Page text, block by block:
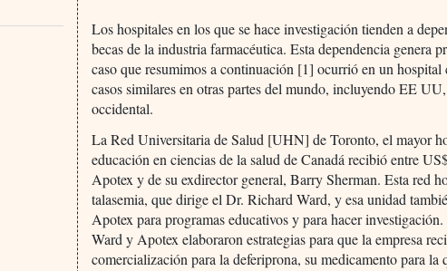
Los hospitales en los que se hace investigación tienden a
becas de la industria farmacéutica. Esta dependencia genera
caso que resumimos a continuación [1] ocurrió en un hospital
casos similares en otras partes del mundo, incluyendo EE
occidental.
La Red Universitaria de Salud [UHN] de Toronto, el mayor
educación en ciencias de la salud de Canadá recibió entre
Apotex y de su exdirector general, Barry Sherman. Esta red
talasemia, que dirige el Dr. Richard Ward, y esa unidad
Apotex para programas educativos y para hacer
Ward y Apotex elaboraron estrategias para que la empresa
comercialización para la deferiprona, su medicamento para la